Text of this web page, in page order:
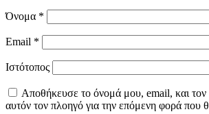
Όνομα *
Email *
Ιστότοπος
Αποθήκευσε το όνομά μου, email, και τον
αυτόν τον πλοηγό για την επόμενη φορά που